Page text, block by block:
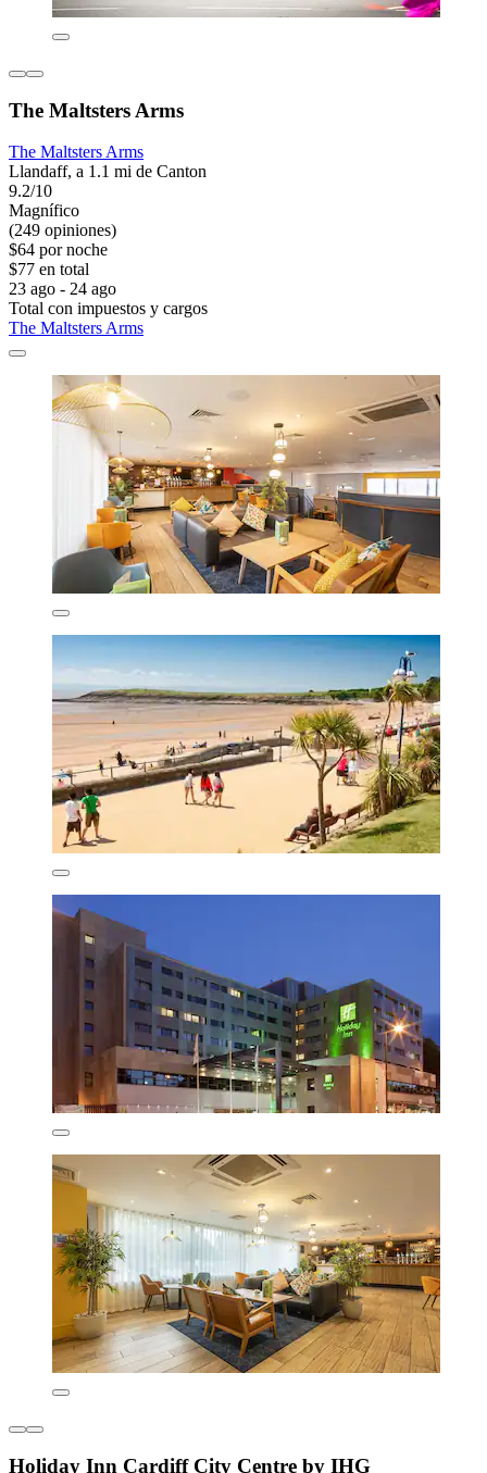
The Maltsters Arms
The Maltsters Arms
Llandaff, a 1.1 mi de Canton
9.2/10
Magnífico
(249 opiniones)
$64 por noche
$77 en total
23 ago - 24 ago
Total con impuestos y cargos
The Maltsters Arms
Holiday Inn Cardiff City Centre by IHG